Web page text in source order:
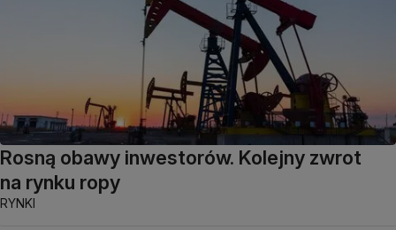
Rosną obawy inwestorów. Kolejny zwrot
na rynku ropy
RYNKI